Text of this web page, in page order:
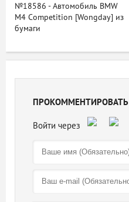
№18586 - Автомобиль BMW
M4 Competition [Wongday] из
бумаги
ПРОКОММЕНТИРОВАТЬ